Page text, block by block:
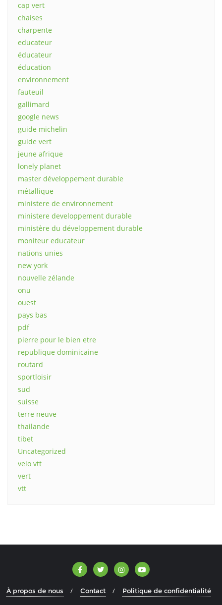
cap vert
chaises
charpente
educateur
éducateur
éducation
environnement
fauteuil
gallimard
google news
guide michelin
guide vert
jeune afrique
lonely planet
master développement durable
métallique
ministere de environnement
ministere developpement durable
ministère du développement durable
moniteur educateur
nations unies
new york
nouvelle zélande
onu
ouest
pays bas
pdf
pierre pour le bien etre
republique dominicaine
routard
sportloisir
sud
suisse
terre neuve
thailande
tibet
Uncategorized
velo vtt
vert
vtt
À propos de nous Contact Politique de confidentialité